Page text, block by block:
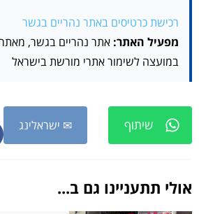
רכישת כרטיסים באתר נהריים בגשר
מפעיל האתר: אתר נהריים בגשר,
במועצה לשימור אתרי מורשת בישראל
שיתוף ✉ ישראלינג
אולי תתעניינו גם ב...